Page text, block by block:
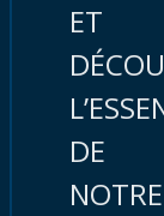
ET
DE
NOTRE